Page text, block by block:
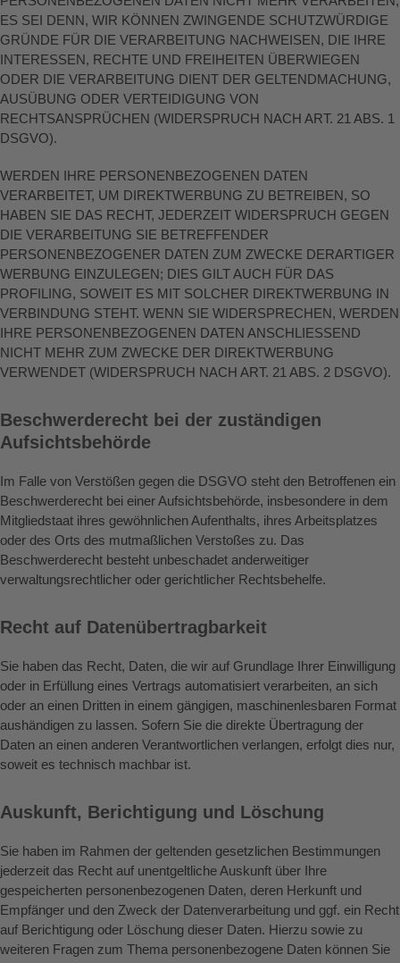
ES SEI DENN, WIR KÖNNEN ZWINGENDE SCHUTZWÜRDIGE
GRÜNDE FÜR DIE VERARBEITUNG NACHWEISEN, DIE IHRE
INTERESSEN, RECHTE UND FREIHEITEN ÜBERWIEGEN
ODER DIE VERARBEITUNG DIENT DER GELTENDMACHUNG,
AUSÜBUNG ODER VERTEIDIGUNG VON
RECHTSANSPRÜCHEN (WIDERSPRUCH NACH ART. 21 ABS. 1
DSGVO).
WERDEN IHRE PERSONENBEZOGENEN DATEN
VERARBEITET, UM DIREKTWERBUNG ZU BETREIBEN, SO
HABEN SIE DAS RECHT, JEDERZEIT WIDERSPRUCH GEGEN
DIE VERARBEITUNG SIE BETREFFENDER
PERSONENBEZOGENER DATEN ZUM ZWECKE DERARTIGER
WERBUNG EINZULEGEN; DIES GILT AUCH FÜR DAS
PROFILING, SOWEIT ES MIT SOLCHER DIREKTWERBUNG IN
VERBINDUNG STEHT. WENN SIE WIDERSPRECHEN, WERDEN
IHRE PERSONENBEZOGENEN DATEN ANSCHLIESSEND
NICHT MEHR ZUM ZWECKE DER DIREKTWERBUNG
VERWENDET (WIDERSPRUCH NACH ART. 21 ABS. 2 DSGVO).
Beschwerde­recht bei der zuständigen
Aufsichts­behörde
Im Falle von Verstößen gegen die DSGVO steht den Betroffenen ein
Beschwerderecht bei einer Aufsichtsbehörde, insbesondere in dem
Mitgliedstaat ihres gewöhnlichen Aufenthalts, ihres Arbeitsplatzes
oder des Orts des mutmaßlichen Verstoßes zu. Das
Beschwerderecht besteht unbeschadet anderweitiger
verwaltungsrechtlicher oder gerichtlicher Rechtsbehelfe.
Recht auf Daten­übertrag­barkeit
Sie haben das Recht, Daten, die wir auf Grundlage Ihrer Einwilligung
oder in Erfüllung eines Vertrags automatisiert verarbeiten, an sich
oder an einen Dritten in einem gängigen, maschinenlesbaren Format
aushändigen zu lassen. Sofern Sie die direkte Übertragung der
Daten an einen anderen Verantwortlichen verlangen, erfolgt dies nur,
soweit es technisch machbar ist.
Auskunft, Berichtigung und Löschung
Sie haben im Rahmen der geltenden gesetzlichen Bestimmungen
jederzeit das Recht auf unentgeltliche Auskunft über Ihre
gespeicherten personenbezogenen Daten, deren Herkunft und
Empfänger und den Zweck der Datenverarbeitung und ggf. ein Recht
auf Berichtigung oder Löschung dieser Daten. Hierzu sowie zu
weiteren Fragen zum Thema personenbezogene Daten können Sie